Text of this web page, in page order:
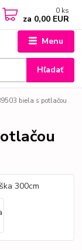
Menu
Hľadať
0 ks
za 0,00 EUR
biela s potlačou